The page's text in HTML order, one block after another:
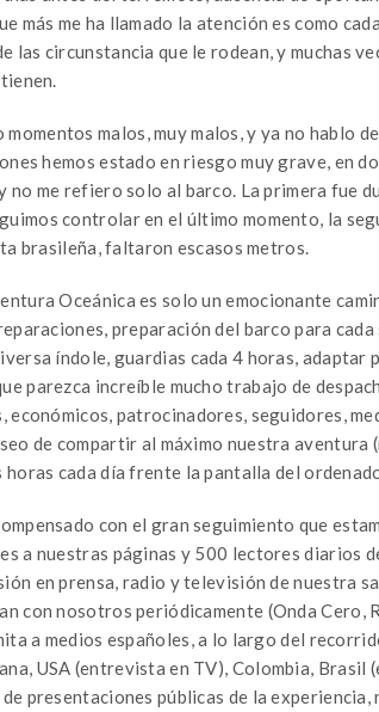
más me ha llamado la atención es como
las circunstancia que le rodean, y muchas
momentos malos, muy malos, y ya no hablo
hemos estado en riesgo muy grave, en
no me refiero solo al barco. La primera fue
controlar en el último momento, la
brasileña, faltaron escasos metros.
Oceánica es solo un emocionante
preparación del barco para
índole, guardias cada 4 horas, adaptar
parezca increíble mucho trabajo de
económicos, patrocinadores, seguidores,
de compartir al máximo nuestra aventura
cada día frente la pantalla del
con el gran seguimiento que
a nuestras páginas y 500 lectores diarios
en prensa, radio y televisión de nuestra
con nosotros periódicamente (Onda Cero,
a medios españoles, a lo largo del
USA (entrevista en TV), Colombia,
presentaciones públicas de la